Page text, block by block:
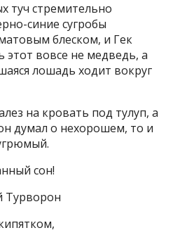
туч стремительно
синие сугробы
блеском, и Гек
этот вовсе не медведь, а
лошадь ходит вокруг
на кровать под тулуп, а
думал о нехорошем, то и
сон!
Турворон